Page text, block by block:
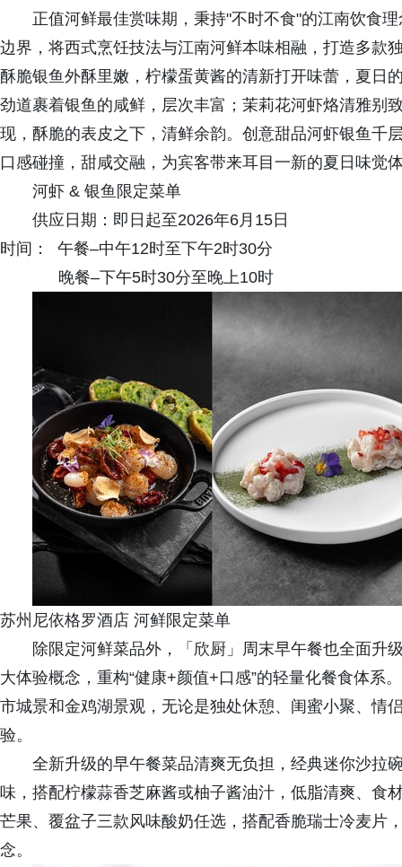
正值河鲜最佳赏味期，秉持"不时不食"的江南饮食
边界，将西式烹饪技法与江南河鲜本味相融，打造多款
酥脆银鱼外酥里嫩，柠檬蛋黄酱的清新打开味蕾，夏日
劲道裹着银鱼的咸鲜，层次丰富；茉莉花河虾烙清雅别
现，酥脆的表皮之下，清鲜余韵。创意甜品河虾银鱼千
口感碰撞，甜咸交融，为宾客带来耳目一新的夏日味觉
河虾 & 银鱼限定菜单
供应日期：即日起至2026年6月15日
时间： 午餐–中午12时至下午2时30分
晚餐–下午5时30分至晚上10时
苏州尼依格罗酒店 河鲜限定菜单
除限定河鲜菜品外，「欣厨」周末早午餐也全面升
大体验概念，重构“健康+颜值+口感”的轻量化餐食体系
市城景和金鸡湖景观，无论是独处休憩、闺蜜小聚、情
验。
全新升级的早午餐菜品清爽无负担，经典迷你沙拉
味，搭配柠檬蒜香芝麻酱或柚子酱油汁，低脂清爽、食
芒果、覆盆子三款风味酸奶任选，搭配香脆瑞士冷麦片
念。